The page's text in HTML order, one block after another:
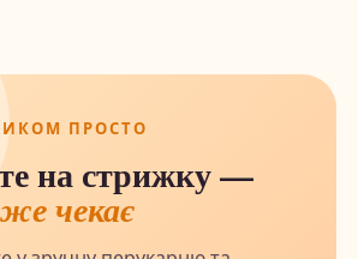
ПРОСТО
на стрижку —
чекає